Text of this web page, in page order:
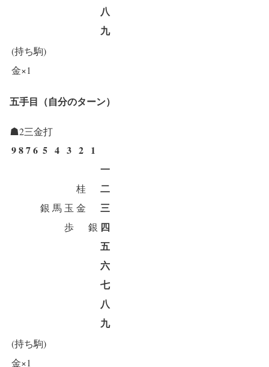
八
九
(持ち駒)
金×1
五手目（自分のターン）
☗2三金打
9876 5 4 3 2 1
一
桂 二
銀 馬 玉 金 三
歩 銀 四
五
六
七
八
九
(持ち駒)
金×1